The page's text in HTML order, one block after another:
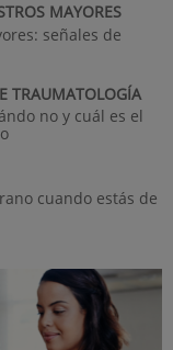
MAYORES
señales de
TRAUMATOLOGÍA
no y cuál es el
cuando estás de